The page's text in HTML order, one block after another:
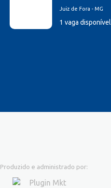
Juiz de Fora - MG
1 vaga disponível
Produzido e administrado por: